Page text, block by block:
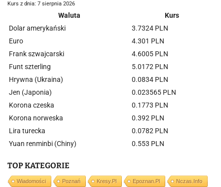
Kurs z dnia: 7 sierpnia 2026
Waluta
Kurs
Dolar amerykański
3.7324 PLN
Euro
4.301 PLN
Frank szwajcarski
4.6005 PLN
Funt szterling
5.0172 PLN
Hrywna (Ukraina)
0.0834 PLN
Jen (Japonia)
0.023565 PLN
Korona czeska
0.1773 PLN
Korona norweska
0.392 PLN
Lira turecka
0.0782 PLN
Yuan renminbi (Chiny)
0.553 PLN
TOP KATEGORIE
Wiadomości Poznań Kresy.pl Epoznan.pl Nczas.info